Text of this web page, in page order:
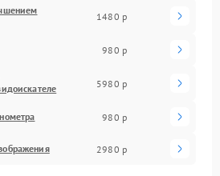
1480 р
980 р
5980 р
980 р
2980 р